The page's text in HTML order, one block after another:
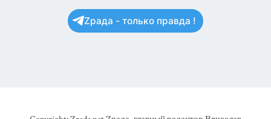
Zрада - только правда !